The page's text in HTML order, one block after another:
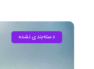
دسته‌بندی نشده